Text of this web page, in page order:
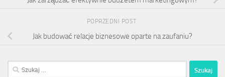
POPRZEDNI POST
Jak budować relacje biznesowe oparte na zaufaniu?
Szukaj: